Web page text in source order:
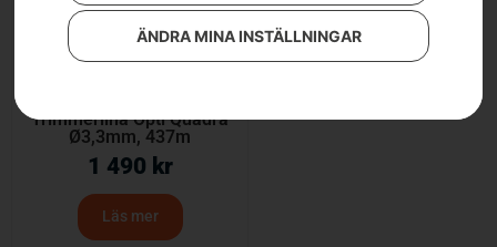
ÄNDRA MINA INSTÄLLNINGAR
Trimmerlina Opti Quadra
Ø3,3mm, 437m
1 490 kr
Läs mer